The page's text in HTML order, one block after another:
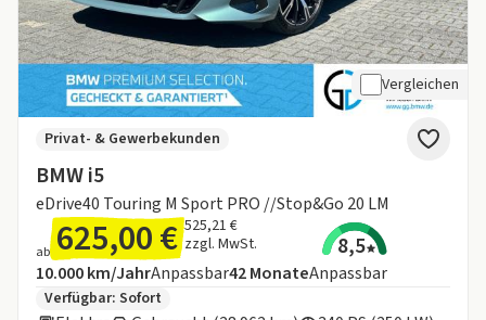
Vergleichen
BMW i5
eDrive40 Touring M Sport PRO //Stop&Go 20 LM
Privat- & Gewerbekunden
ab 625,00 € 525,21 €
zzgl. MwSt.
8,5
Angebotsdetails:
Inklusive Laufleistung
10.000 km/JahrAnpassbarLaufzeit
42MonateAnpassbar
Zusätzliche Fahrzeuginformationen:
Verfügbar: Sofort